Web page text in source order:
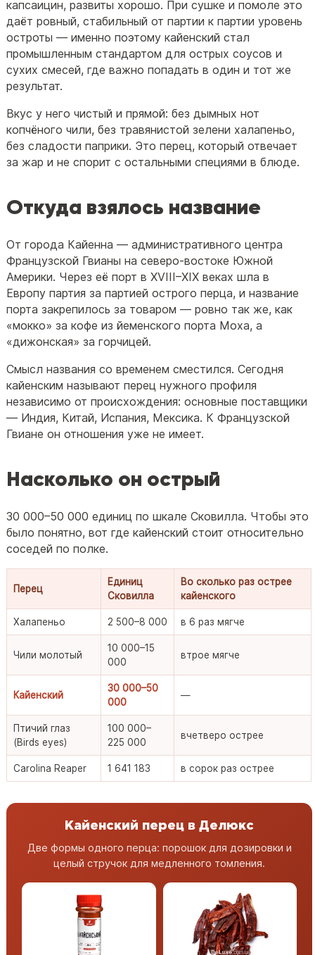
капсаицин, развиты хорошо. При сушке и помоле это
даёт ровный, стабильный от партии к партии уровень
остроты — именно поэтому кайенский стал
промышленным стандартом для острых соусов и
сухих смесей, где важно попадать в один и тот же
результат.
Вкус у него чистый и прямой: без дымных нот
копчёного чили, без травянистой зелени халапеньо,
без сладости паприки. Это перец, который отвечает
за жар и не спорит с остальными специями в блюде.
Откуда взялось название
От города Кайенна — административного центра
Французской Гвианы на северо-востоке Южной
Америки. Через её порт в XVIII–XIX веках шла в
Европу партия за партией острого перца, и название
порта закрепилось за товаром — ровно так же, как
«мокко» за кофе из йеменского порта Моха, а
«дижонская» за горчицей.
Смысл названия со временем сместился. Сегодня
кайенским называют перец нужного профиля
независимо от происхождения: основные поставщики
— Индия, Китай, Испания, Мексика. К Французской
Гвиане он отношения уже не имеет.
Насколько он острый
30 000–50 000 единиц по шкале Сковилла. Чтобы это
было понятно, вот где кайенский стоит относительно
соседей по полке.
Перец
Единиц
Сковилла
Во сколько раз острее
кайенского
Халапеньо 2 500–8 000 в 6 раз мягче
Чили молотый
10 000–15
000
втрое мягче
Кайенский
30 000–50
000
—
Птичий глаз
(Birds eyes)
100 000–
225 000
вчетверо острее
Carolina Reaper 1 641 183 в сорок раз острее
Кайенский перец в Делюкс
Две формы одного перца: порошок для дозировки и
целый стручок для медленного томления.